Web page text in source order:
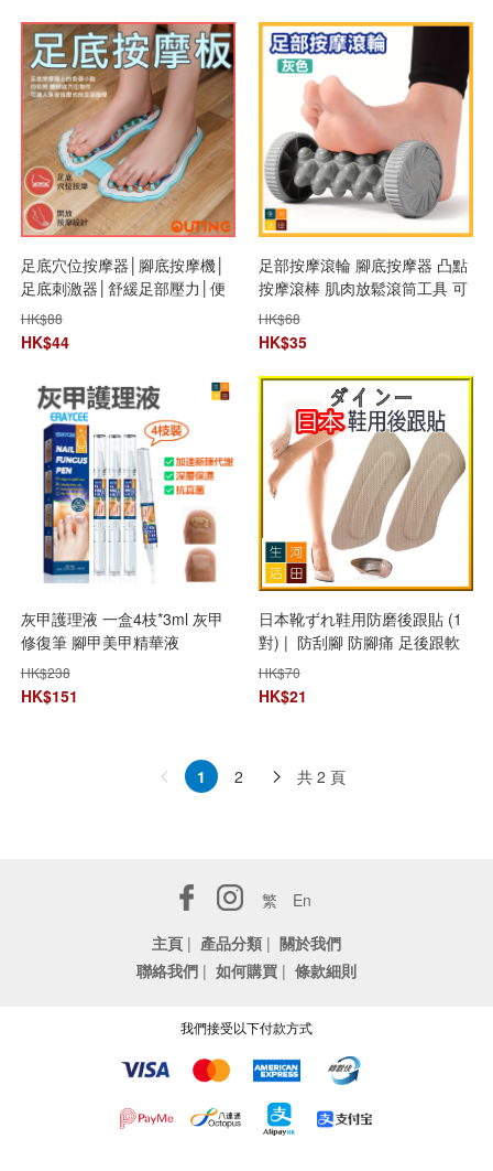
足底穴位按摩器│腳底按摩機│
足底刺激器│舒緩足部壓力│便
攜足部按摩機
HK$88
HK$44
足部按摩滾輪 腳底按摩器 凸點
按摩滾棒 肌肉放鬆滾筒工具 可
用於全身
HK$68
HK$35
灰甲護理液 一盒4枝*3ml 灰甲
修復筆 腳甲美甲精華液
HK$238
HK$151
日本靴ずれ鞋用防磨後跟貼 (1
對) | 防刮腳 防腳痛 足後跟軟
墊| (平行進口)
HK$70
HK$21
1 2 共 2 頁
繁
En
主頁 | 產品分類 | 關於我們
聯絡我們 | 如何購買 | 條款細則
我們接受以下付款方式